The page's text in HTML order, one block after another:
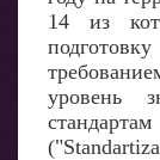
14 из
уровень